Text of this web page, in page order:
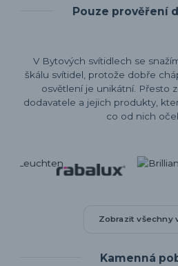
Pouze prověření
V Bytových svítidlech se
škálu svítidel, protože dobře
osvětlení je unikátní. Přesto
dodavatele a jejich produkty,
co od nich
Zobrazit všechny
Kamenná